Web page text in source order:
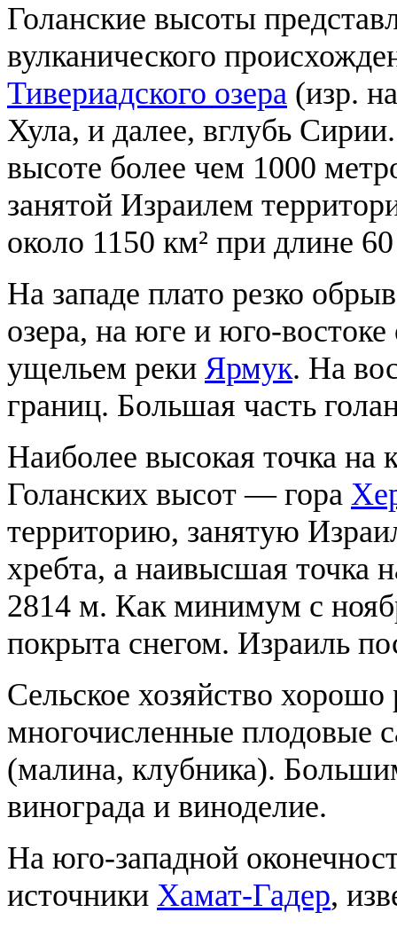
Голанские высоты
вулканического
Тивериадского озера (изр.
Хула, и далее, вглубь
высоте более чем 1000
занятой Израилем
около 1150 км² при длине
На западе плато резко
озера, на юге и юго-
ущельем реки Ярмук. На
границ. Большая часть
Наиболее высокая точка на
Голанских высот — гора
территорию, занятую
хребта, а наивысшая точка
2814 м. Как минимум с
покрыта снегом. Израиль
Сельское хозяйство хорошо
многочисленные плодовые
(малина, клубника).
винограда и виноделие.
На юго-западной
источники Хамат-Гадер,